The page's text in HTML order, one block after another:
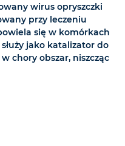
wirus opryszczki
przy leczeniu
się w komórkach
jako katalizator do
chory obszar, niszcząc